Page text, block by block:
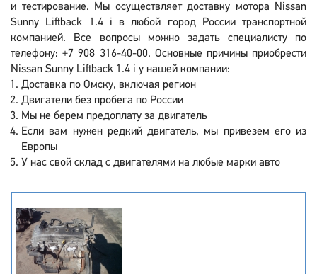
и тестирование. Мы осуществляет доставку мотора Nissan
Sunny Liftback 1.4 i в любой город России транспортной
компанией. Все вопросы можно задать специалисту по
телефону: +7 908 316-40-00. Основные причины приобрести
Nissan Sunny Liftback 1.4 i у нашей компании:
Доставка по Омску, включая регион
Двигатели без пробега по России
Мы не берем предоплату за двигатель
Если вам нужен редкий двигатель, мы привезем его из
Европы
У нас свой склад с двигателями на любые марки авто